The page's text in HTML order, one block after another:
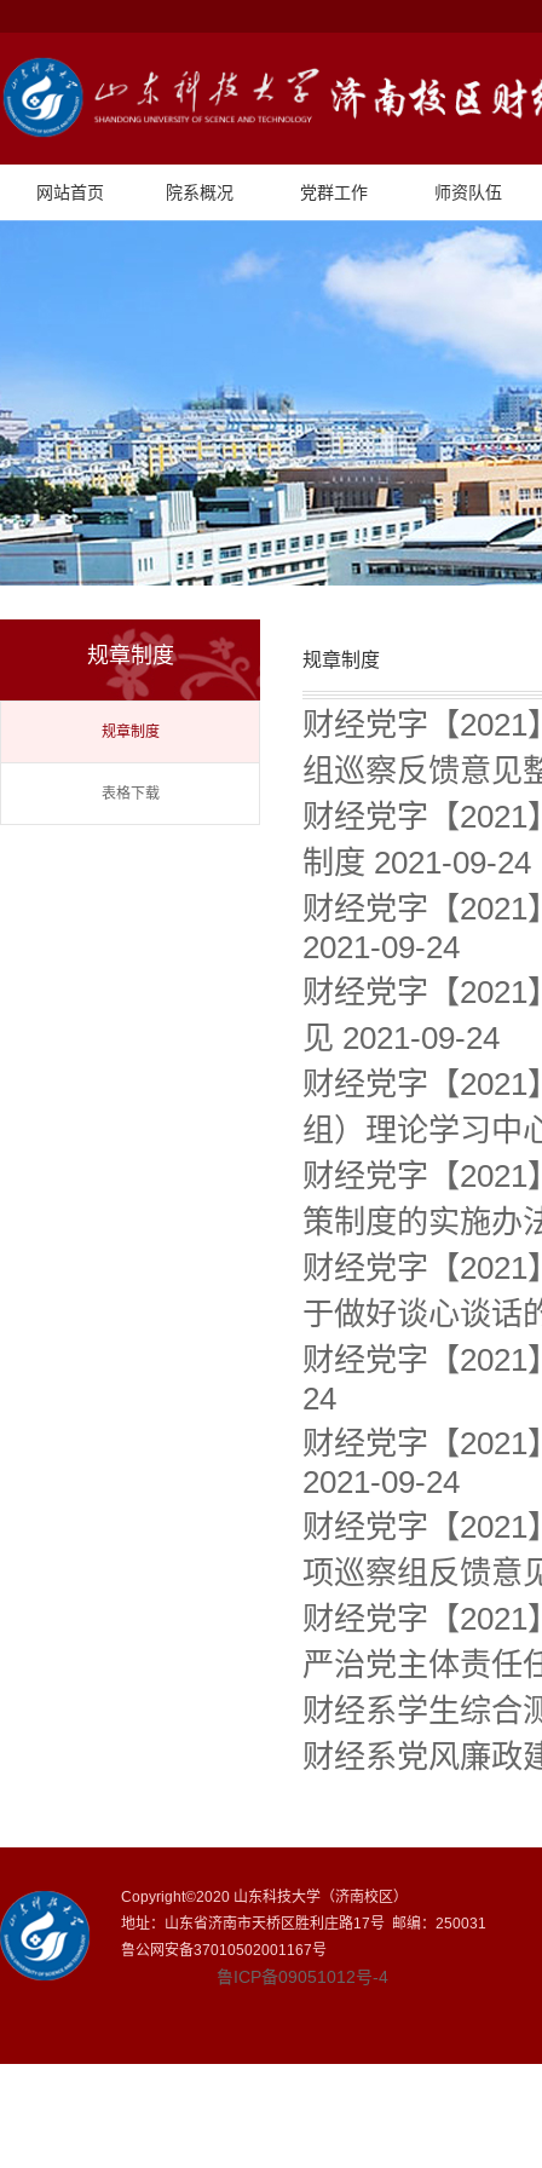
网站首页 院系概况 党群工作 师资队伍
规章制度
规章制度
表格下载
规章制度
财经党字【
组巡察反馈意见
财经党字【
制度 2021-09-24
财经党字【
2021-09-24
财经党字【
见 2021-09-24
财经党字【
组）理论学习中
财经党字【2021
策制度的实施办
财经党字【
于做好谈心谈话
财经党字【
24
财经党字【
2021-09-24
财经党字【
项巡察组反馈意
财经党字【2021
严治党主体责任
财经系学生综合
财经系党风廉政
Copyright©2020 山东科技大学（济南校区）
地址：山东省济南市天桥区胜利庄路17号 邮编：250031
鲁公网安备37010502001167号
鲁ICP备09051012号-4